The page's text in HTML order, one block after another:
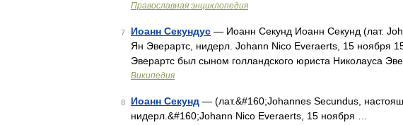
Православная энциклопедия
7 Иоанн Секундус — Иоанн Секунд Иоанн Секунд (лат.
Ян Эверартс, нидерл. Johann Nico Everaerts, 15 ноября
Эверартс был сыном голландского юриста Николауса
Википедия
8 Иоанн Секунд — (лат.&#160;Johannes Secundus,
нидерл.&#160;Johann Nico Everaerts, 15 ноября …